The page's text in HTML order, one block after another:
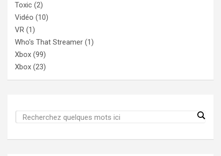
Toxic (2)
Vidéo (10)
VR (1)
Who's That Streamer (1)
Xbox (99)
Xbox (23)